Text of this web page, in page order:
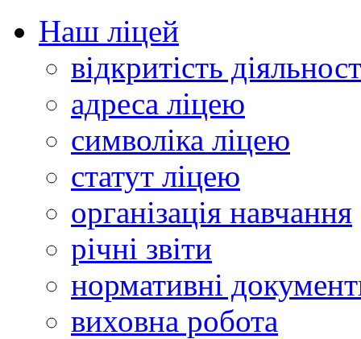
Наш ліцей
відкритість
адреса ліцею
символіка ліцею
статут ліцею
організація навчання
річні звіти
нормативні
виховна робота